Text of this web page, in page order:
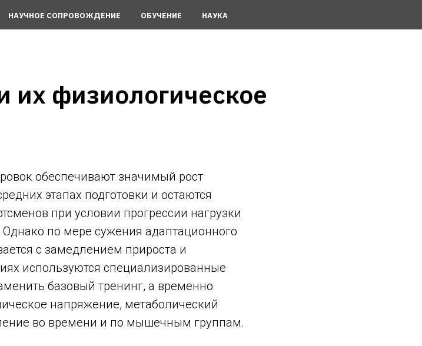
НАУЧНОЕ СОПРОВОЖДЕНИЕ ОБУЧЕНИЕ НАУКА
их физиологическое
обеспечивают значимый рост
этапах подготовки и остаются
при условии прогрессии нагрузки
по мере сужения адаптационного
с замедлением прироста и
используются специализированные
базовый тренинг, а временно
напряжение, метаболический
во времени и по мышечным группам.